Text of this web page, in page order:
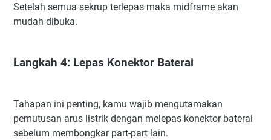
Setelah semua sekrup terlepas maka midframe akan
mudah dibuka.
Langkah 4: Lepas Konektor Baterai
Tahapan ini penting, kamu wajib mengutamakan
pemutusan arus listrik dengan melepas konektor baterai
sebelum membongkar part-part lain.